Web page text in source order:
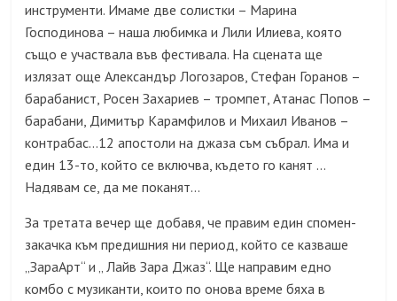
инструменти. Имаме две солистки – Марина
Господинова – наша любимка и Лили Илиева, която
също е участвала във фестивала. На сцената ще
излязат още Александър Логозаров, Стефан Горанов –
барабанист, Росен Захариев – тромпет, Атанас Попов –
барабани, Димитър Карамфилов и Михаил Иванов –
контрабас…12 апостоли на джаза съм събрал. Има и
един 13-то, който се включва, където го канят …
Надявам се, да ме поканят…
За третата вечер ще добавя, че правим един спомен-
закачка към предишния ни период, който се казваше
„ЗараАрт“ и „ Лайв Зара Джаз“. Ще направим едно
комбо с музиканти, които по онова време бяха в